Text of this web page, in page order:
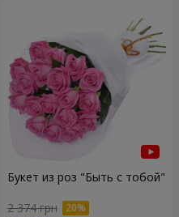
Букет из роз "Быть с тобой"
2 374 грн